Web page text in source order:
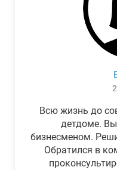
Всю жизнь до
детдоме.
бизнесменом.
Обратился в